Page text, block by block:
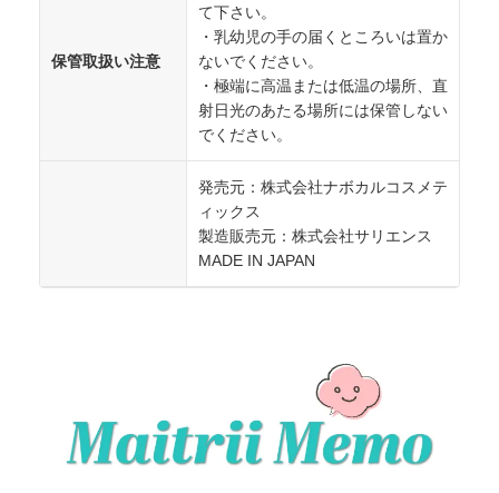
保管取扱い注意
て下さい。
・乳幼児の手の届くところいは置か
ないでください。
・極端に高温または低温の場所、直
射日光のあたる場所には保管しない
でください。
発売元：株式会社ナボカルコスメテ
ィックス
製造販売元：株式会社サリエンス
MADE IN JAPAN